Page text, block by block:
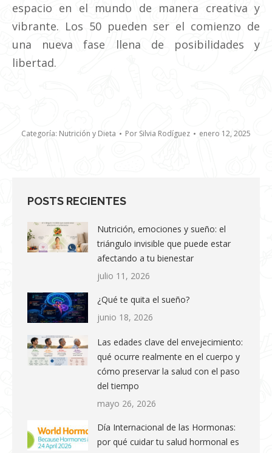
espacio en el mundo de manera creativa y
vibrante. Los 50 pueden ser el comienzo de
una nueva fase llena de posibilidades y
libertad.
Categoría: Nutrición y Dieta Por Silvia Rodíguez enero 12, 2025
POSTS RECIENTES
Nutrición, emociones y sueño: el
triángulo invisible que puede estar
afectando a tu bienestar
julio 11, 2026
¿Qué te quita el sueño?
junio 18, 2026
Las edades clave del envejecimiento:
qué ocurre realmente en el cuerpo y
cómo preservar la salud con el paso
del tiempo
mayo 26, 2026
Día Internacional de las Hormonas:
por qué cuidar tu salud hormonal es